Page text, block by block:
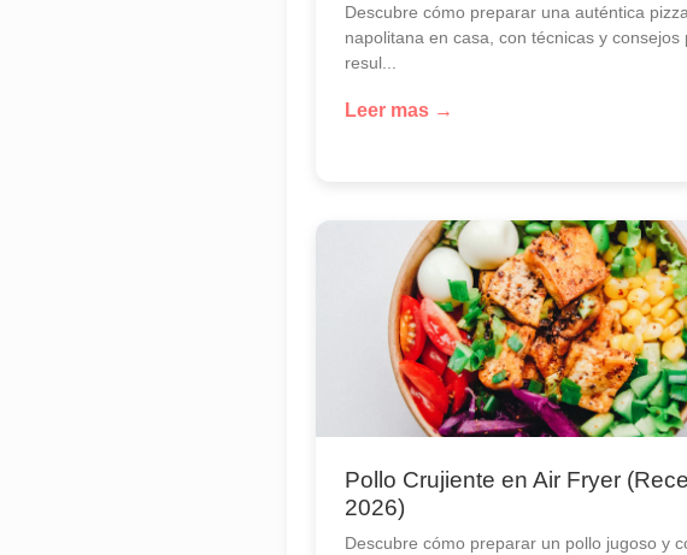
Descubre cómo preparar una auténtica pizza
napolitana en casa, con técnicas y consejos
resul...
Leer mas →
Pollo Crujiente en Air Fryer
2026)
Descubre cómo preparar un pollo jugoso y